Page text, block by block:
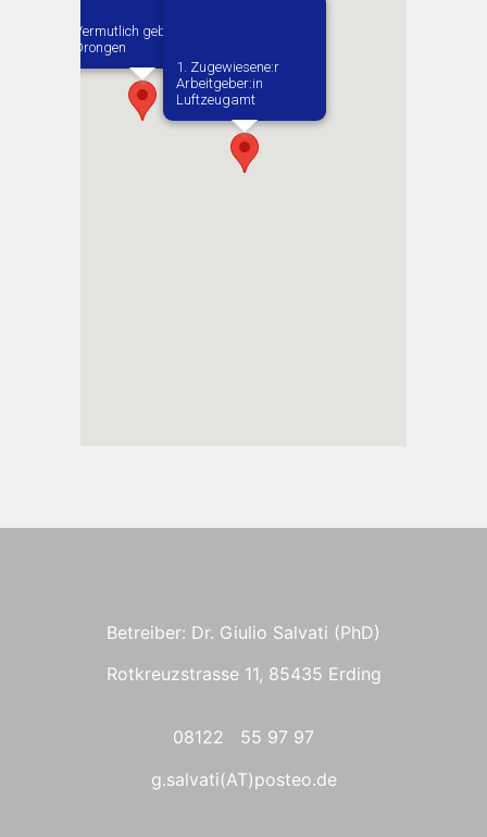
Vermutlich geboren in
Drongen
1. Zugewiesene:r
Arbeitgeber:in​
Luftzeugamt
Betreiber: Dr. Giulio Salvati (PhD)
Rotkreuzstrasse 11, 85435 Erding
08122 55 97 97
g.salvati(AT)posteo.de